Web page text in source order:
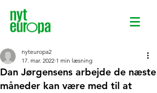
Dan Jørgensens arbejde de næste
måneder kan være med til at
nyteuropa2
17. mar. 2022 1 min læsning